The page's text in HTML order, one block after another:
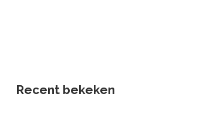
Recent bekeken